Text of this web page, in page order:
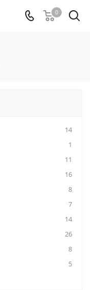
0
14
1
11
16
8
7
14
26
8
5